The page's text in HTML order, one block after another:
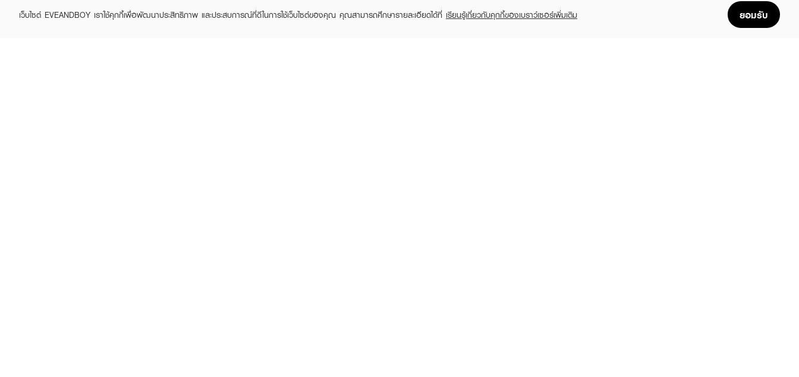
เว็บไซต์ EVEANDBOY เราใช้คุกกี้เพื่อพัฒนาประสิทธิภาพ และประสบการณ์ที่ดีในการใช้เว็บไซต์ของคุณ คุณสามารถศึกษารายละเอียดได้ที่ เรียนรู้เกี่ยวกับคุกกี้ของเบราว์เซอร์เพิ่มเติม ยอมรับ